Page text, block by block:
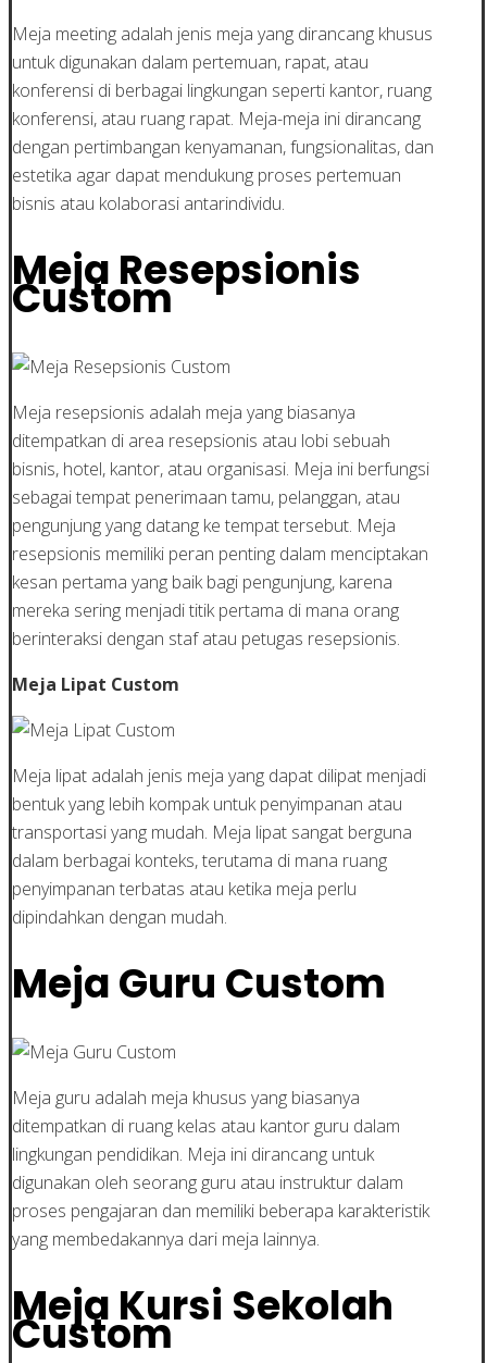
Meja meeting adalah jenis meja yang dirancang khusus
untuk digunakan dalam pertemuan, rapat, atau
konferensi di berbagai lingkungan seperti kantor, ruang
konferensi, atau ruang rapat. Meja-meja ini dirancang
dengan pertimbangan kenyamanan, fungsionalitas, dan
estetika agar dapat mendukung proses pertemuan
bisnis atau kolaborasi antarindividu.
Meja Resepsionis
Custom
Meja resepsionis adalah meja yang biasanya
ditempatkan di area resepsionis atau lobi sebuah
bisnis, hotel, kantor, atau organisasi. Meja ini berfungsi
sebagai tempat penerimaan tamu, pelanggan, atau
pengunjung yang datang ke tempat tersebut. Meja
resepsionis memiliki peran penting dalam menciptakan
kesan pertama yang baik bagi pengunjung, karena
mereka sering menjadi titik pertama di mana orang
berinteraksi dengan staf atau petugas resepsionis.
Meja Lipat Custom
Meja lipat adalah jenis meja yang dapat dilipat menjadi
bentuk yang lebih kompak untuk penyimpanan atau
transportasi yang mudah. Meja lipat sangat berguna
dalam berbagai konteks, terutama di mana ruang
penyimpanan terbatas atau ketika meja perlu
dipindahkan dengan mudah.
Meja Guru Custom
Meja guru adalah meja khusus yang biasanya
ditempatkan di ruang kelas atau kantor guru dalam
lingkungan pendidikan. Meja ini dirancang untuk
digunakan oleh seorang guru atau instruktur dalam
proses pengajaran dan memiliki beberapa karakteristik
yang membedakannya dari meja lainnya.
Meja Kursi Sekolah
Custom